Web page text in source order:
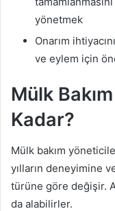
yönetmek
Onarım
ve eylem için
Mülk
Kadar?
Mülk bakım
yılların deneyimine
türüne göre değişir.
da alabilirler.